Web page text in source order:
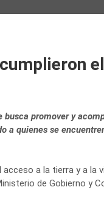
promover y
a quienes se
a la tierra y a la
de Gobierno y